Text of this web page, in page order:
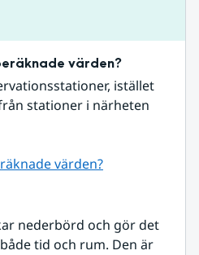
värden?
istället
stationer i närheten
värden?
nederbörd och gör det
tid och rum. Den är